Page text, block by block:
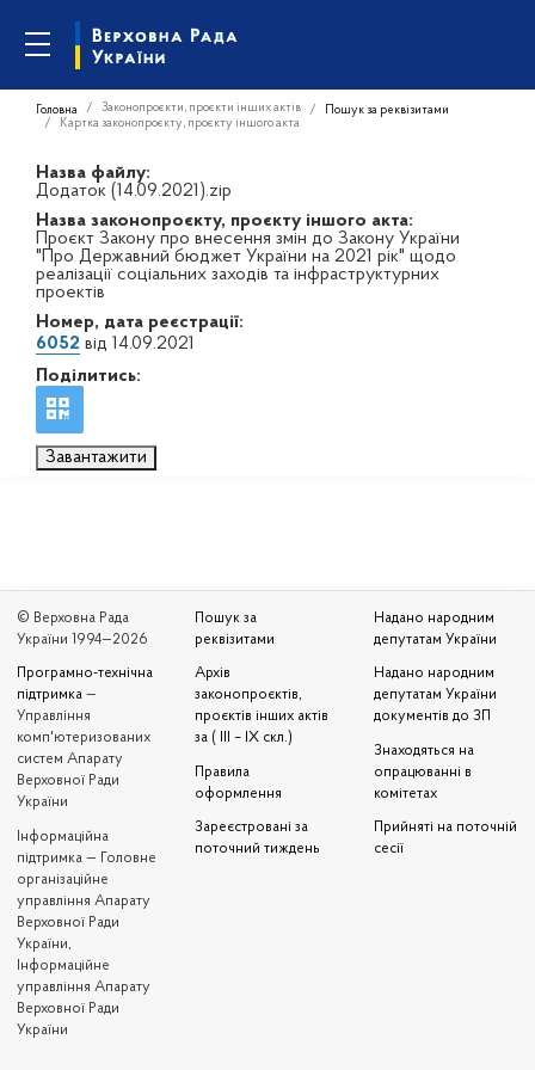
Головна Законопроєкти, проєкти інших актів
Пошук за реквізитами
Картка законопроєкту, проєкту іншого акта
Назва файлу:
Додаток (14.09.2021).zip
Назва законопроєкту, проєкту іншого акта:
Проєкт Закону про внесення змін до Закону України
"Про Державний бюджет України на 2021 рік" щодо
реалізації соціальних заходів та інфраструктурних
проектів
Номер, дата реєстрації:
6052 від 14.09.2021
Поділитись:
Завантажити
© Верховна Рада
України 1994—2026
Програмно-технічна
підтримка —
Управління
комп'ютеризованих
систем Апарату
Верховної Ради
України
Iнформаційна
підтримка — Головне
організаційне
управління Апарату
Верховної Ради
України,
Інформаційне
управління Апарату
Верховної Ради
України
Пошук за
реквізитами
Архів
законопроєктів,
проєктів інших актів
за ( III – IX скл.)
Правила
оформлення
Зареєстровані за
поточний тиждень
Надано народним
депутатам України
Надано народним
депутатам України
документів до ЗП
Знаходяться на
опрацюванні в
комітетах
Прийняті на поточній
сесії